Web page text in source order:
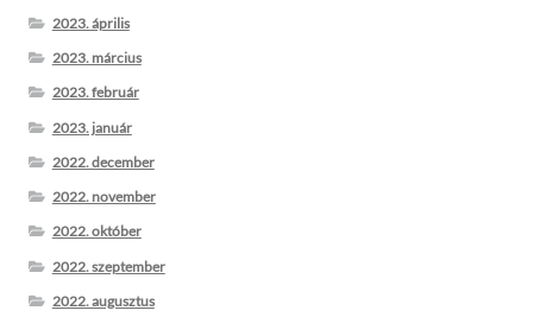
2023. április
2023. március
2023. február
2023. január
2022. december
2022. november
2022. október
2022. szeptember
2022. augusztus